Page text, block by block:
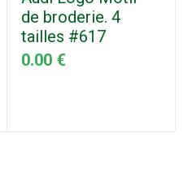
de broderie. 4
tailles #617
0.00 €